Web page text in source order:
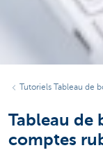
Tutoriels Tableau de
Tableau de
comptes